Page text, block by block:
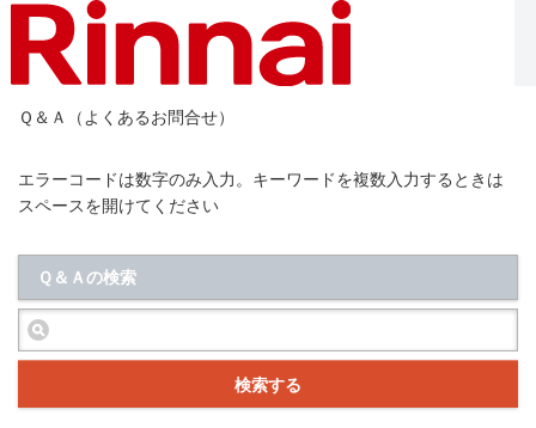
Ｑ＆Ａ（よくあるお問合せ）
エラーコードは数字のみ入力。キーワードを複数入力するときは
スペースを開けてください
Ｑ＆Ａの検索
検索する